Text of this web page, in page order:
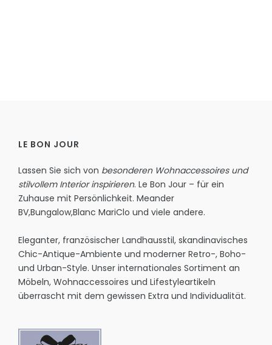
LE BON JOUR
Lassen Sie sich von besonderen Wohnaccessoires und
stilvollem Interior inspirieren. Le Bon Jour – für ein
Zuhause mit Persönlichkeit. Meander
BV,Bungalow,Blanc MariClo und viele andere.
Eleganter, französischer Landhausstil, skandinavisches
Chic-Antique-Ambiente und moderner Retro-, Boho-
und Urban-Style. Unser internationales Sortiment an
Möbeln, Wohnaccessoires und Lifestyleartikeln
überrascht mit dem gewissen Extra und Individualität.